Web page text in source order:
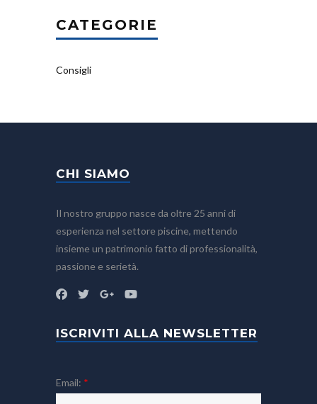
CATEGORIE
Consigli
CHI SIAMO
Il nostro gruppo nasce da oltre 25 anni di
esperienza nel settore piscine, mettendo
insieme un patrimonio fatto di professionalità,
passione e serietà.
ISCRIVITI ALLA NEWSLETTER
Email: *